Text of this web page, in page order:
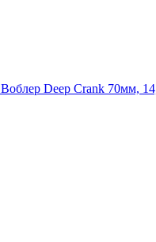
Воблер Deep Crank 70мм,